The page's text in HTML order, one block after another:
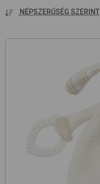
NÉPSZERŰSÉG SZERINT